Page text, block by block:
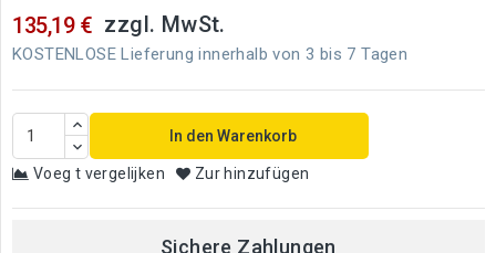
135,19 € zzgl. MwSt.
KOSTENLOSE Lieferung innerhalb von 3 bis 7 Tagen
In den Warenkorb
Voeg t vergelijken Zur hinzufügen
Sichere Zahlungen